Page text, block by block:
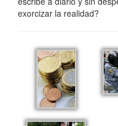
exorcizar la realidad?